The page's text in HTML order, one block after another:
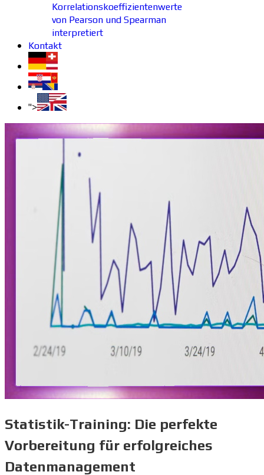
Korrelationskoeffizientenwerte
von Pearson und Spearman
interpretiert
Kontakt
">
Statistik-Training: Die perfekte
Vorbereitung für erfolgreiches
Datenmanagement